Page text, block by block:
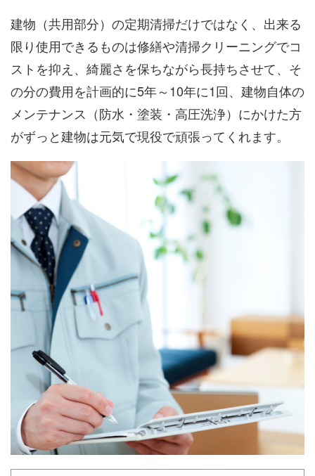
建物（共用部分）の定期清掃だけではなく、出来る
限り使用できるものは修繕や清掃クリーニングでコ
ストを抑え、綺麗さを保ちながら長持ちさせて、そ
の分の費用を計画的に5年～10年に1回、建物自体の
メンテナンス（防水・塗装・高圧洗浄）にかけた方
がずっと建物は元気で現役で頑張ってくれます。